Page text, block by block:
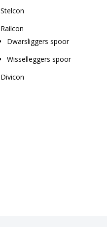
Stelcon
Railcon
Dwarsliggers spoor
Wisselleggers spoor
Divicon